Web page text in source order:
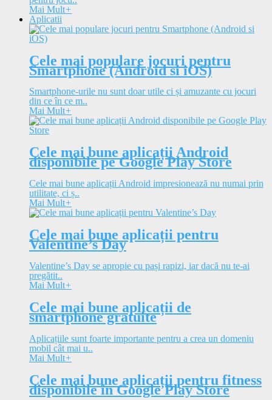
Mai Mult+
Aplicatii
Cele mai populare jocuri pentru
Smartphone (Android si iOS)
Smartphone-urile nu sunt doar utile ci și amuzante cu jocuri
din ce în ce m..
Mai Mult+
Cele mai bune aplicații Android
disponibile pe Google Play Store
Cele mai bune aplicații Android impresionează nu numai prin
utilitate, ci ș..
Mai Mult+
Cele mai bune aplicații pentru
Valentine’s Day
Valentine’s Day se apropie cu pași rapizi, iar dacă nu te-ai
pregătit..
Mai Mult+
Cele mai bune aplicații de
smartphone gratuite
Aplicațiile sunt foarte importante pentru a crea un domeniu
mobil cât mai u..
Mai Mult+
Cele mai bune aplicații pentru fitness
disponibile în Google Play Store